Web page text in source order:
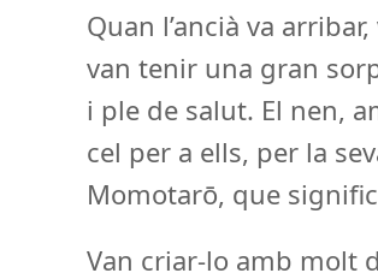
Quan l’ancià va
van tenir una gran
i ple de salut. El nen,
cel per a ells, per la
Momotarō, que
Van criar-lo amb molt